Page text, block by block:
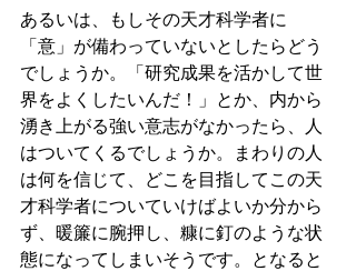
あるいは、もしその天才科学者に
「意」が備わっていないとしたらどう
でしょうか。「研究成果を活かして世
界をよくしたいんだ！」とか、内から
湧き上がる強い意志がなかったら、人
はついてくるでしょうか。まわりの人
は何を信じて、どこを目指してこの天
才科学者についていけばよいか分から
ず、暖簾に腕押し、糠に釘のような状
態になってしまいそうです。となると